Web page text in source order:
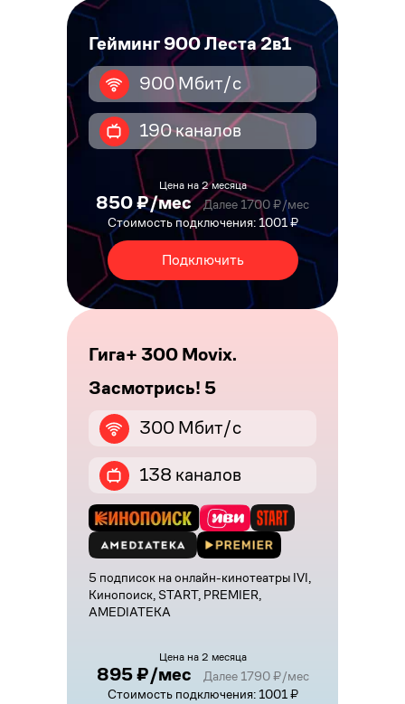
Гейминг 900 Леста 2в1
900 Мбит/с
190 каналов
Цена на 2 месяца
850 ₽/мес
Далее 1700 ₽/мес
Стоимость подключения: 1001 ₽
Подключить
Гига+ 300 Movix.
Засмотрись! 5
300 Мбит/с
138 каналов
5 подписок на онлайн-кинотеатры IVI,
Кинопоиск, START, PREMIER,
AMEDIATEKA
Цена на 2 месяца
895 ₽/мес
Далее 1790 ₽/мес
Стоимость подключения: 1001 ₽